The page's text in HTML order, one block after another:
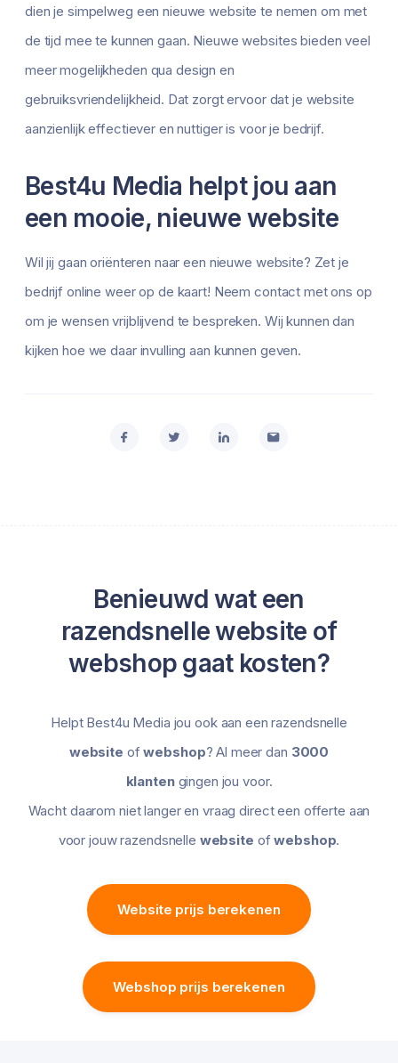
dien je simpelweg een nieuwe website te nemen om met
de tijd mee te kunnen gaan. Nieuwe websites bieden veel
meer mogelijkheden qua design en
gebruiksvriendelijkheid. Dat zorgt ervoor dat je website
aanzienlijk effectiever en nuttiger is voor je bedrijf.
Best4u Media helpt jou aan
een mooie, nieuwe website
Wil jij gaan oriënteren naar een nieuwe website? Zet je
bedrijf online weer op de kaart! Neem contact met ons op
om je wensen vrijblijvend te bespreken. Wij kunnen dan
kijken hoe we daar invulling aan kunnen geven.
Benieuwd wat een
razendsnelle website of
webshop gaat kosten?
Helpt Best4u Media jou ook aan een razendsnelle
website ofwebshop? Al meer dan 3000
klantengingen jou voor.
Wacht daarom niet langer en vraag direct een offerte aan
voor jouw razendsnelle website ofwebshop.
Website prijs berekenen
Webshop prijs berekenen